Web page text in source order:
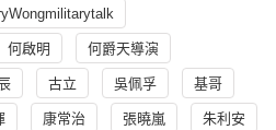
何啟明 何爵天導演
古立 吳佩孚 基哥
康常治 張曉嵐 朱利安